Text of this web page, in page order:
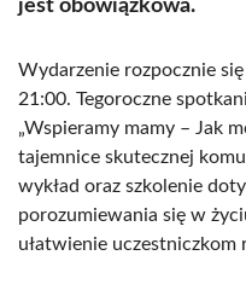
jest obowiązkowa.
Wydarzenie rozpocznie
21:00. Tegoroczne
„Wspieramy mamy – Jak
tajemnice skutecznej
wykład oraz szkolenie
porozumiewania się w
ułatwienie uczestniczkom